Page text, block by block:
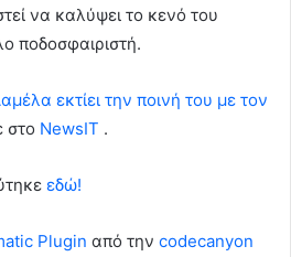
να καλύψει το κενό του
ποδοσφαιριστή.
εκτίει την ποινή του με τον
στο NewsIT .
εδώ!
Plugin από την codecanyon